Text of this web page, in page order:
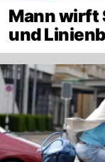
Mann wirft
und